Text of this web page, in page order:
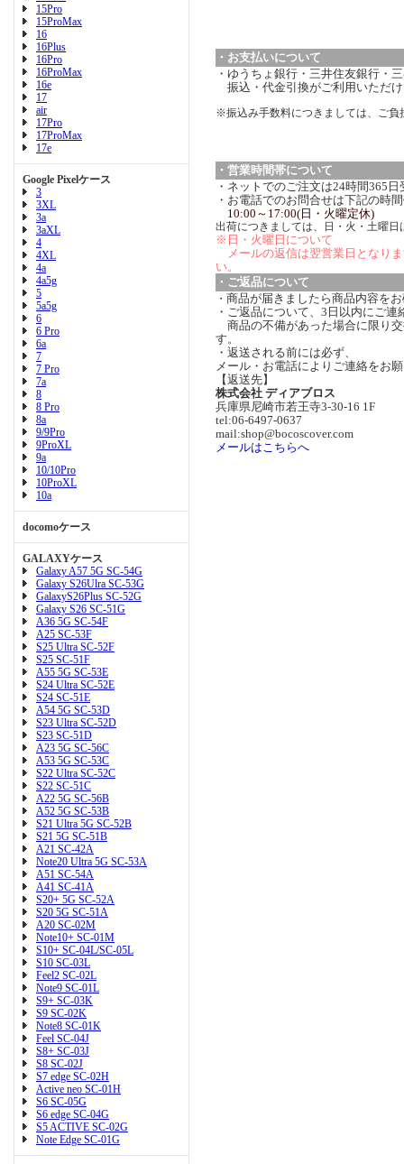
15Pro
15ProMax
16
16Plus
16Pro
16ProMax
16e
17
air
17Pro
17ProMax
17e
Google Pixelケース
3
3XL
3a
3aXL
4
4XL
4a
4a5g
5
5a5g
6
6 Pro
6a
7
7 Pro
7a
8
8 Pro
8a
9/9Pro
9ProXL
9a
10/10Pro
10ProXL
10a
docomoケース
GALAXYケース
Galaxy A57 5G SC-54G
Galaxy S26Ulra SC-53G
GalaxyS26Plus SC-52G
Galaxy S26 SC-51G
A36 5G SC-54F
A25 SC-53F
S25 Ultra SC-52F
S25 SC-51F
A55 5G SC-53E
S24 Ultra SC-52E
S24 SC-51E
A54 5G SC-53D
S23 Ultra SC-52D
S23 SC-51D
A23 5G SC-56C
A53 5G SC-53C
S22 Ultra SC-52C
S22 SC-51C
A22 5G SC-56B
A52 5G SC-53B
S21 Ultra 5G SC-52B
S21 5G SC-51B
A21 SC-42A
Note20 Ultra 5G SC-53A
A51 SC-54A
A41 SC-41A
S20+ 5G SC-52A
S20 5G SC-51A
A20 SC-02M
Note10+ SC-01M
S10+ SC-04L/SC-05L
S10 SC-03L
Feel2 SC-02L
Note9 SC-01L
S9+ SC-03K
S9 SC-02K
Note8 SC-01K
Feel SC-04J
S8+ SC-03J
S8 SC-02J
S7 edge SC-02H
Active neo SC-01H
S6 SC-05G
S6 edge SC-04G
S5 ACTIVE SC-02G
Note Edge SC-01G
・お支払いについて
・ゆうちょ銀行・三井住友銀行・
振込・代金引換がご利用いただ
※振込み手数料につきましては、ご負
・営業時間帯について
・ネットでのご注文は24時間365
・お電話でのお問合せは下記の時
10:00～17:00(日・火曜定休)
出荷につきましては、日・火・土曜日
※日・火曜日について
メールの返信は翌営業日となり
い。
・ご返品について
・ 商品が届きましたら商品内容を
・ご返品について、3日以内にご連
商品の不備があった場合に限り
す。
・返送される前には必ず、
メール・お電話によりご連絡をお
【返送先】
株式会社 ディアブロス
兵庫県尼崎市若王寺3-30-16 1F
tel:06-6497-0637
mail:shop@bocoscover.com
メールはこちらへ